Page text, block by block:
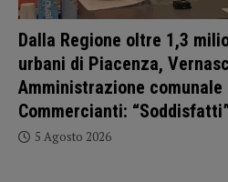
Dalla Regione oltre 1,3
urbani di Piacenza,
Amministrazione comunale
Commercianti:
5 Agosto 2026